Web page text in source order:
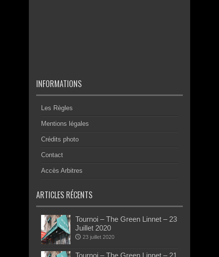
INFORMATIONS
Les Règles
Mentions légales
Crédits photo
Contact
Accès Arbitres
ARTICLES RÉCENTS
Tournoi – The Green Linnet – 23
Juillet 2020
23 juillet 2020